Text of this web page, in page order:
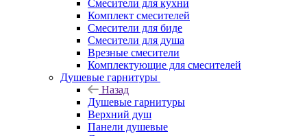
Смесители для кухни
Комплект смесителей
Смесители для биде
Смесители для душа
Врезные смесители
Комплектующие для смесителей
Душевые гарнитуры
Назад
Душевые гарнитуры
Верхний душ
Панели душевые